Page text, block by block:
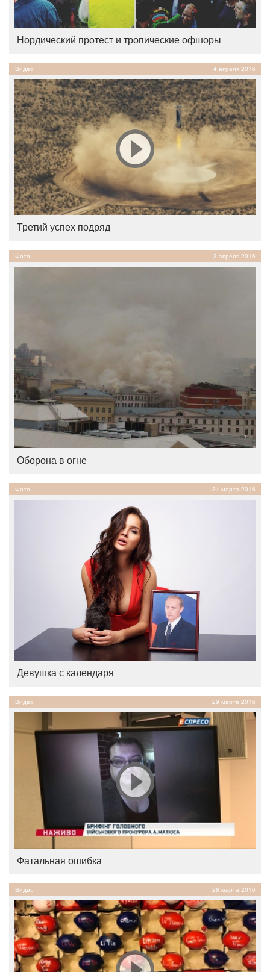
Нордический протест и тропические офшоры
Видео 4 апреля 2016
Третий успех подряд
Фото 3 апреля 2016
Оборона в огне
Фото 31 марта 2016
Девушка с календаря
Видео 29 марта 2016
Фатальная ошибка
Видео 28 марта 2016